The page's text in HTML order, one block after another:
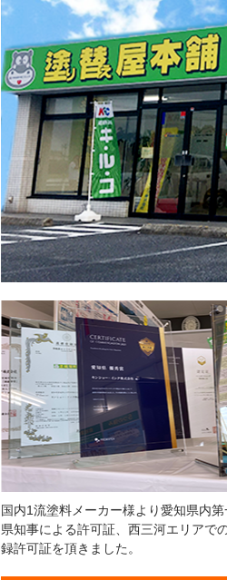
国内1流塗料メーカー様より愛知県内
県知事による許可証、西三河エリアで
録許可証を頂きました。